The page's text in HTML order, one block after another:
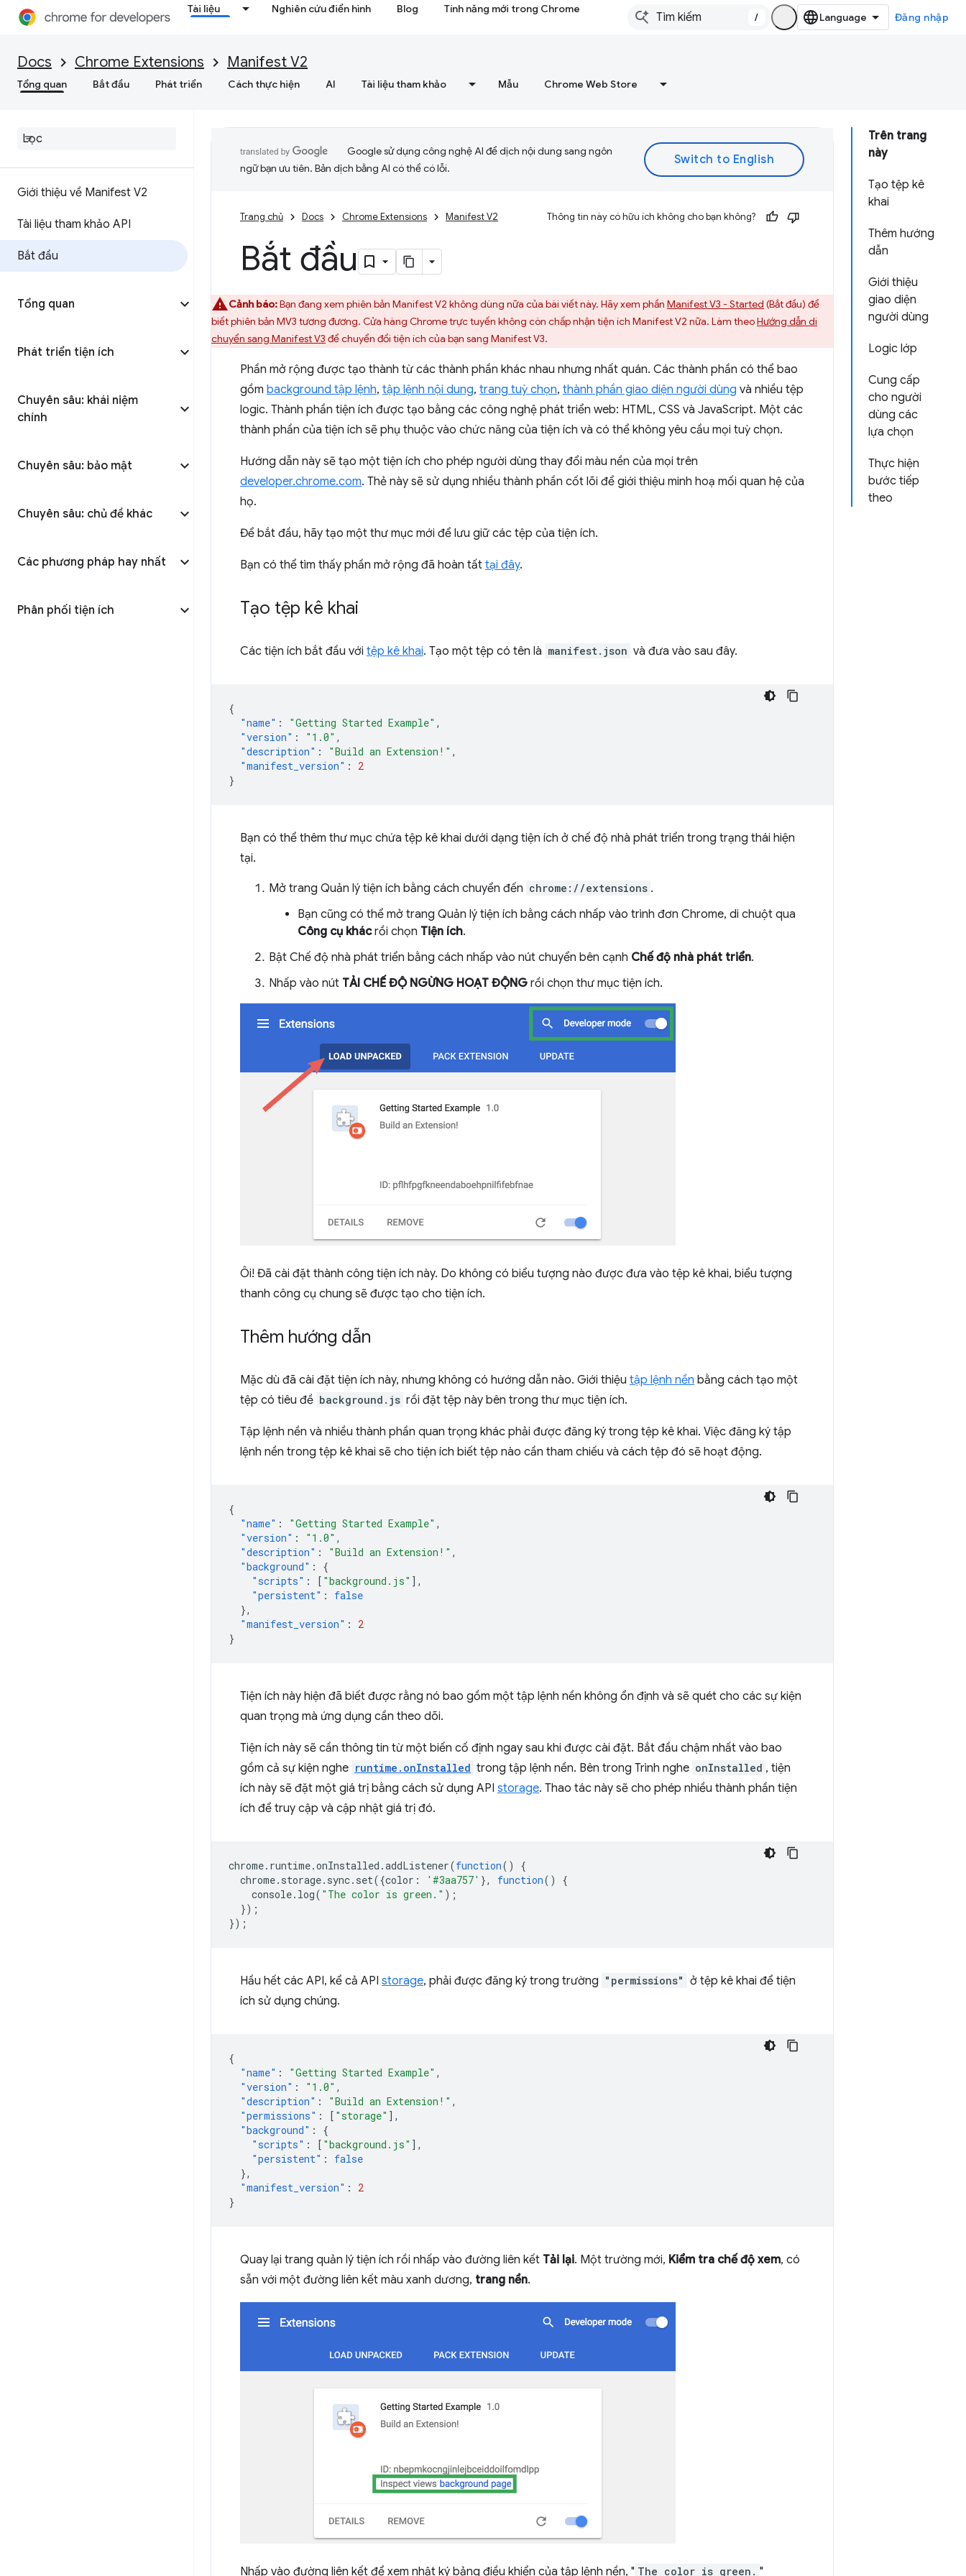
Tài liệu Nghiên cứu điển hình Blog Tính năng mới trong Chrome
/ Đăng nhập
Docs Chrome Extensions Manifest V2
Tổng quan Bắt đầu Phát triển Cách thực hiện AI Tài liệu tham khảo Mẫu Chrome Web Store
Giới thiệu về Manifest V2
Tài liệu tham khảo API
Bắt đầu
Tổng quan
Phát triển tiện ích
Chuyên sâu: khái niệm
chính
Chuyên sâu: bảo mật
Chuyên sâu: chủ đề khác
Các phương pháp hay nhất
Phân phối tiện ích
Trên trang
này
Tạo tệp kê
khai
Thêm hướng
dẫn
Giới thiệu
giao diện
người dùng
Logic lớp
Cung cấp
cho người
dùng các
lựa chọn
Thực hiện
bước tiếp
theo
Google sử dụng công nghệ AI để dịch nội dung sang ngôn
ngữ bạn ưu tiên. Bản dịch bằng AI có thể có lỗi.
Trang chủ Docs Chrome Extensions Manifest V2 Thông tin này có hữu ích không cho bạn không?
Bắt đầu
Cảnh báo:Bạn đang xem phiên bản Manifest V2 không dùng nữa của bài viết này. Hãy xem phần Manifest V3 - Started (Bắt đầu) để
biết phiên bản MV3 tương đương. Cửa hàng Chrome trực tuyến không còn chấp nhận tiện ích Manifest V2 nữa. Làm theoHướng dẫn di
chuyển sang Manifest V3 để chuyển đổi tiện ích của bạn sang Manifest V3.
Phần mở rộng được tạo thành từ các thành phần khác nhau nhưng nhất quán. Các thành phần có thể bao
gồm background tập lệnh, tập lệnh nội dung, trang tuỳ chọn, thành phần giao diện người dùng và nhiều tệp
logic. Thành phần tiện ích được tạo bằng các công nghệ phát triển web: HTML, CSS và JavaScript. Một các
thành phần của tiện ích sẽ phụ thuộc vào chức năng của tiện ích và có thể không yêu cầu mọi tuỳ chọn.
Hướng dẫn này sẽ tạo một tiện ích cho phép người dùng thay đổi màu nền của mọi trên
developer.chrome.com. Thẻ này sẽ sử dụng nhiều thành phần cốt lõi để giới thiệu minh hoạ mối quan hệ của
họ.
Để bắt đầu, hãy tạo một thư mục mới để lưu giữ các tệp của tiện ích.
Bạn có thể tìm thấy phần mở rộng đã hoàn tất tại đây.
Tạo tệp kê khai
Các tiện ích bắt đầu với tệp kê khai. Tạo một tệp có tên là manifest.json và đưa vào sau đây.
{
"name" : "Getting Started Example" ,
"version" : "1.0" ,
"description" : "Build an Extension!" ,
"manifest_version" :
2
}
Bạn có thể thêm thư mục chứa tệp kê khai dưới dạng tiện ích ở chế độ nhà phát triển trong trạng thái hiện
tại.
Mở trang Quản lý tiện ích bằng cách chuyển đến chrome://extensions .
Bạn cũng có thể mở trang Quản lý tiện ích bằng cách nhấp vào trình đơn Chrome, di chuột qua
Công cụ khácrồi chọn Tiện ích.
Bật Chế độ nhà phát triển bằng cách nhấp vào nút chuyển bên cạnh Chế độ nhà phát triển.
Nhấp vào nút TẢI CHẾ ĐỘ NGỪNG HOẠT ĐỘNG rồi chọn thư mục tiện ích.
Ôi! Đã cài đặt thành công tiện ích này. Do không có biểu tượng nào được đưa vào tệp kê khai, biểu tượng
thanh công cụ chung sẽ được tạo cho tiện ích.
Thêm hướng dẫn
Mặc dù đã cài đặt tiện ích này, nhưng không có hướng dẫn nào. Giới thiệu tập lệnh nền bằng cách tạo một
tệp có tiêu đề background.js rồi đặt tệp này bên trong thư mục tiện ích.
Tập lệnh nền và nhiều thành phần quan trọng khác phải được đăng ký trong tệp kê khai. Việc đăng ký tập
lệnh nền trong tệp kê khai sẽ cho tiện ích biết tệp nào cần tham chiếu và cách tệp đó sẽ hoạt động.
{
"name" : "Getting Started Example" ,
"version" : "1.0" ,
"description" : "Build an Extension!" ,
"background" :
{
"scripts" : [ "background.js" ],
"persistent" :
false
},
"manifest_version" :
2
}
Tiện ích này hiện đã biết được rằng nó bao gồm một tập lệnh nền không ổn định và sẽ quét cho các sự kiện
quan trọng mà ứng dụng cần theo dõi.
Tiện ích này sẽ cần thông tin từ một biến cố định ngay sau khi được cài đặt. Bắt đầu chậm nhất vào bao
gồm cả sự kiện nghe runtime.onInstalled trong tập lệnh nền. Bên trong Trình nghe onInstalled , tiện
ích này sẽ đặt một giá trị bằng cách sử dụng API storage. Thao tác này sẽ cho phép nhiều thành phần tiện
ích để truy cập và cập nhật giá trị đó.
chrome. runtime.onInstalled .addListener(function()
{
chrome. storage. sync. set({color : '#3aa757' }, function()
{
console. log( "The color is green." );
});
});
Hầu hết các API, kể cả API storage, phải được đăng ký trong trường "permissions" ở tệp kê khai để tiện
ích sử dụng chúng.
{
"name" : "Getting Started Example" ,
"version" : "1.0" ,
"description" : "Build an Extension!" ,
"permissions" : [ "storage" ],
"background" :
{
"scripts" : [ "background.js" ],
"persistent" :
false
},
"manifest_version" :
2
}
Quay lại trang quản lý tiện ích rồi nhấp vào đường liên kết Tải lại. Một trường mới, Kiểm tra chế độ xem, có
sẵn với một đường liên kết màu xanh dương, trang nền.
Nhấp vào đường liên kết để xem nhật ký bảng điều khiển của tập lệnh nền, " The color is green. "